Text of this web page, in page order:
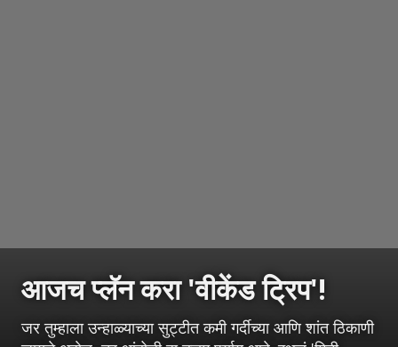
आजच प्लॅन करा 'वीकेंड ट्रिप'!
जर तुम्हाला उन्हाळ्याच्या सुट्टीत कमी गर्दीच्या आणि शांत ठिकाणी